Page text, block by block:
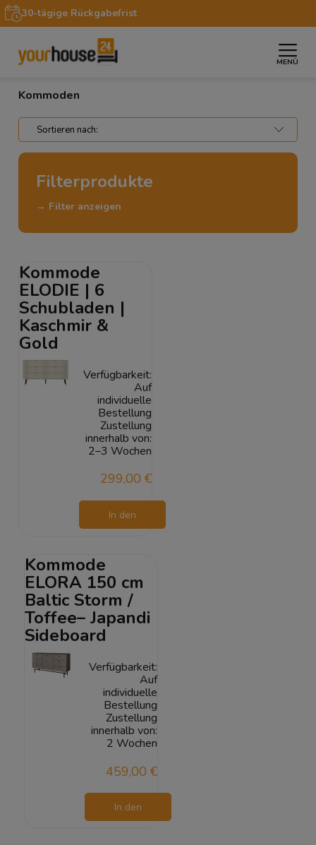
30-tägige Rückgabefrist
MENÜ
Startseite » Möbel
Kommoden
Filterprodukte
→ Filter anzeigen
Kommode
ELODIE | 6
Schubladen |
Kaschmir &
Gold
Verfügbarkeit:
Auf
individuelle
Bestellung
Zustellung
innerhalb von:
2–3 Wochen
299,00 €
In den
Kommode
ELORA 150 cm
Baltic Storm /
Toffee– Japandi
Sideboard
Verfügbarkeit:
Auf
individuelle
Bestellung
Zustellung
innerhalb von:
2 Wochen
459,00 €
In den